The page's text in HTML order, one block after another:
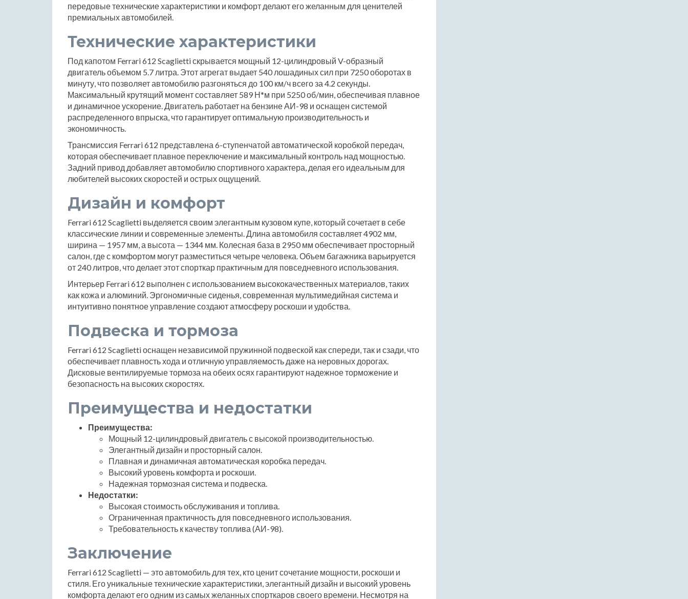
передовые технические характеристики и комфорт делают его желанным для ценителей
премиальных автомобилей.
Технические характеристики
Под капотом Ferrari 612 Scaglietti скрывается мощный 12-цилиндровый V-образный
двигатель объемом 5.7 литра. Этот агрегат выдает 540 лошадиных сил при 7250 оборотах в
минуту, что позволяет автомобилю разгоняться до 100 км/ч всего за 4.2 секунды.
Максимальный крутящий момент составляет 589 Н*м при 5250 об/мин, обеспечивая плавное
и динамичное ускорение. Двигатель работает на бензине АИ-98 и оснащен системой
распределенного впрыска, что гарантирует оптимальную производительность и
экономичность.
Трансмиссия Ferrari 612 представлена 6-ступенчатой автоматической коробкой передач,
которая обеспечивает плавное переключение и максимальный контроль над мощностью.
Задний привод добавляет автомобилю спортивного характера, делая его идеальным для
любителей высоких скоростей и острых ощущений.
Дизайн и комфорт
Ferrari 612 Scaglietti выделяется своим элегантным кузовом купе, который сочетает в себе
классические линии и современные элементы. Длина автомобиля составляет 4902 мм,
ширина — 1957 мм, а высота — 1344 мм. Колесная база в 2950 мм обеспечивает просторный
салон, где с комфортом могут разместиться четыре человека. Объем багажника варьируется
от 240 литров, что делает этот спорткар практичным для повседневного использования.
Интерьер Ferrari 612 выполнен с использованием высококачественных материалов, таких
как кожа и алюминий. Эргономичные сиденья, современная мультимедийная система и
интуитивно понятное управление создают атмосферу роскоши и удобства.
Подвеска и тормоза
Ferrari 612 Scaglietti оснащен независимой пружинной подвеской как спереди, так и сзади, что
обеспечивает плавность хода и отличную управляемость даже на неровных дорогах.
Дисковые вентилируемые тормоза на обеих осях гарантируют надежное торможение и
безопасность на высоких скоростях.
Преимущества и недостатки
Преимущества:
Мощный 12-цилиндровый двигатель с высокой производительностью.
Элегантный дизайн и просторный салон.
Плавная и динамичная автоматическая коробка передач.
Высокий уровень комфорта и роскоши.
Надежная тормозная система и подвеска.
Недостатки:
Высокая стоимость обслуживания и топлива.
Ограниченная практичность для повседневного использования.
Требовательность к качеству топлива (АИ-98).
Заключение
Ferrari 612 Scaglietti — это автомобиль для тех, кто ценит сочетание мощности, роскоши и
стиля. Его уникальные технические характеристики, элегантный дизайн и высокий уровень
комфорта делают его одним из самых желанных спорткаров своего времени. Несмотря на